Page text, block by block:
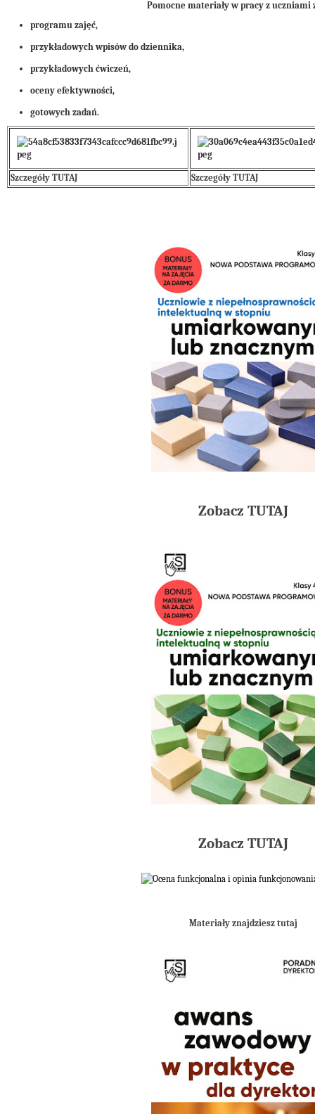
Pomocne materiały w pracy z uczniami
programu zajęć,
przykładowych wpisów do dziennika,
przykładowych ćwiczeń,
oceny efektywności,
gotowych zadań.
Szczegóły TUTAJ Szczegóły TUTAJ
Zobacz TUTAJ
Zobacz TUTAJ
Materiały znajdziesz tutaj